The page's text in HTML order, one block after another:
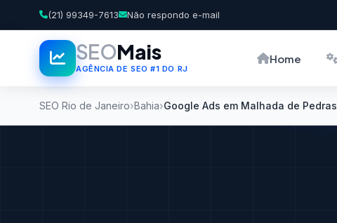
(21) 99349-7613 Não respondo e-mail
SEOMais
AGÊNCIA DE SEO #1 DO RJ
Home
SEO Rio de Janeiro Bahia Google Ads em Malhada de Pedras